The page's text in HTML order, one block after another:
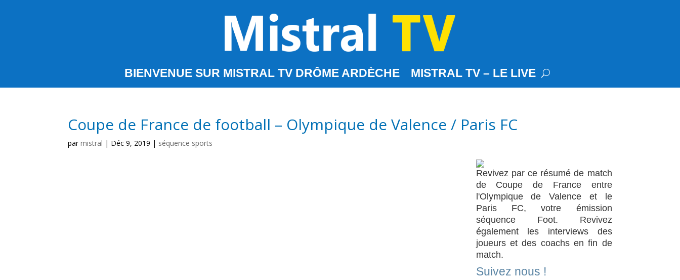
BIENVENUE SUR MISTRAL TV DRÔME ARDÈCHE MISTRAL TV – LE LIVE
Coupe de France de football – Olympique de Valence / Paris FC
parmistral | Déc 9, 2019 | séquence sports
Revivez par ce résumé de match
de Coupe de France entre
l'Olympique de Valence et le
Paris FC, votre émission
séquence Foot. Revivez
également les interviews des
joueurs et des coachs en fin de
match.
Suivez nous !